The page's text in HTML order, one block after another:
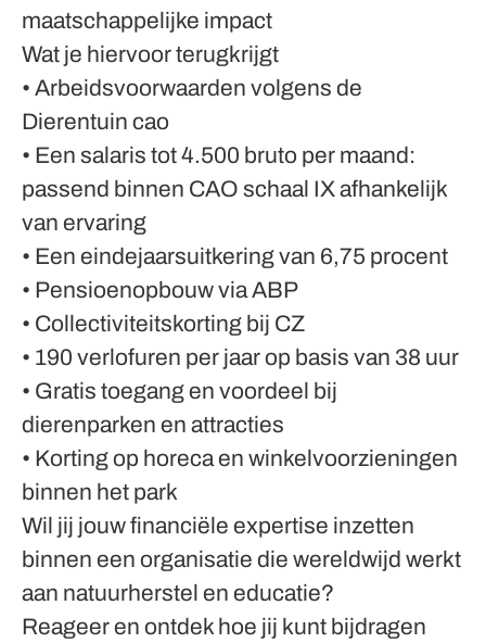
maatschappelijke impact
Wat je hiervoor terugkrijgt
• Arbeidsvoorwaarden volgens de
Dierentuin cao
• Een salaris tot 4.500 bruto per maand:
passend binnen CAO schaal IX afhankelijk
van ervaring
• Een eindejaarsuitkering van 6,75 procent
• Pensioenopbouw via ABP
• Collectiviteitskorting bij CZ
• 190 verlofuren per jaar op basis van 38 uur
• Gratis toegang en voordeel bij
dierenparken en attracties
• Korting op horeca en winkelvoorzieningen
binnen het park
Wil jij jouw financiële expertise inzetten
binnen een organisatie die wereldwijd werkt
aan natuurherstel en educatie?
Reageer en ontdek hoe jij kunt bijdragen